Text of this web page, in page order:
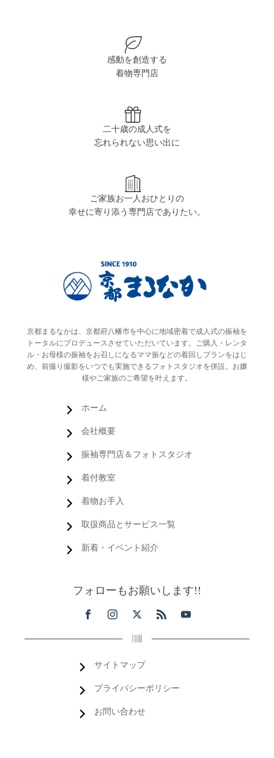
感動を創造する
着物専門店
二十歳の成人式を
忘れられない思い出に
ご家族お一人おひとりの
幸せに寄り添う専門店でありたい。
京都まるなかは、京都府八幡市を中心に地域密着で成人式の振袖を
トータルにプロデュースさせていただいています。ご購入・レンタ
ル・お母様の振袖をお召しになるママ振などの着回しプランをはじ
め、前撮り撮影をいつでも実施できるフォトスタジオを併設。お嬢
様やご家族のご希望を叶えます。
ホーム
会社概要
振袖専門店＆フォトスタジオ
着付教室
着物お手入
取扱商品とサービス一覧
新着・イベント紹介
フォローもお願いします!!
サイトマップ
プライバシーポリシー
お問い合わせ